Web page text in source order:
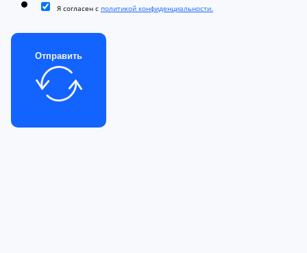
Я согласен с политикой конфиденциальности.
Отправить